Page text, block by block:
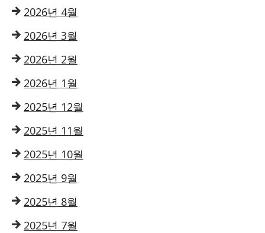
2026년 4월
2026년 3월
2026년 2월
2026년 1월
2025년 12월
2025년 11월
2025년 10월
2025년 9월
2025년 8월
2025년 7월